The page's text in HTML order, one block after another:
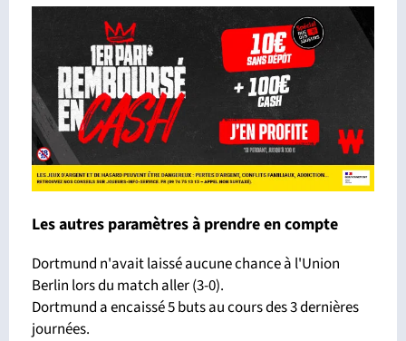
Les autres paramètres à prendre en compte
Dortmund n'avait laissé aucune chance à l'Union
Berlin lors du match aller (3-0).
Dortmund a encaissé 5 buts au cours des 3 dernières
journées.